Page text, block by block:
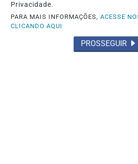
Privacidade.
PARA MAIS INFORMAÇÕES,ACESSE
CLICANDO AQUI
PROSSEGUIR